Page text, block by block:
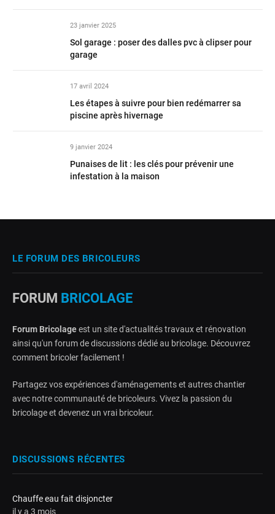
23 janvier 2025
Sol garage : poser des dalles pvc à clipser pour
garage
17 avril 2024
Les étapes à suivre pour bien redémarrer sa
piscine après hivernage
9 janvier 2024
Punaises de lit : les clés pour prévenir une
infestation à la maison
LE FORUM DES BRICOLEURS
FORUM BRICOLAGE
Forum Bricolageest un site d'actualités travaux et rénovation
ainsi qu'un forum de discussions dédié au bricolage. Découvrez
comment bricoler facilement !
Partagez vos expériences d'aménagements et autres chantier
avec notre communauté de bricoleurs. Vivez la passion du
bricolage et devenez un vrai bricoleur.
DISCUSSIONS RÉCENTES
Chauffe eau fait disjoncter
il y a 3 mois